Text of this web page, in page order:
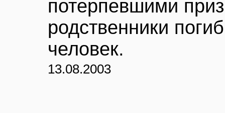
потерпевшими
родственники
человек.
13.08.2003